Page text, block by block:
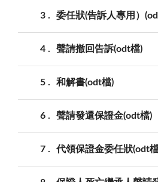
3 委任狀(告訴人專用）
4 聲請撤回告訴(odt檔)
5 和解書(odt檔)
6 聲請發還保證金(odt檔)
7 代領保證金委任狀(odt